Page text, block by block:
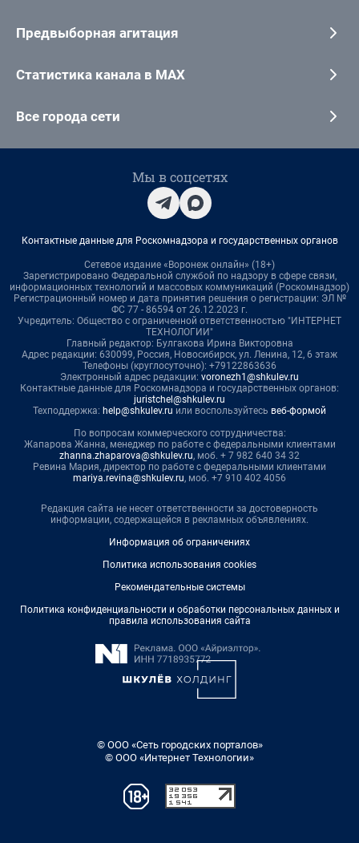
Предвыборная агитация
Статистика канала в MAX
Все города сети
Мы в соцсетях
Контактные данные для Роскомнадзора и государственных органов
Сетевое издание «Воронеж онлайн» (18+)
Зарегистрировано Федеральной службой по надзору в сфере связи,
информационных технологий и массовых коммуникаций (Роскомнадзор)
Регистрационный номер и дата принятия решения о регистрации: ЭЛ №
ФС 77 - 86594 от 26.12.2023 г.
Учредитель: Общество с ограниченной ответственностью "ИНТЕРНЕТ
ТЕХНОЛОГИИ"
Главный редактор: Булгакова Ирина Викторовна
Адрес редакции: 630099, Россия, Новосибирск, ул. Ленина, 12, 6 этаж
Телефоны (круглосуточно): +79122863636
Электронный адрес редакции: voronezh1@shkulev.ru
Контактные данные для Роскомнадзора и государственных органов:
juristchel@shkulev.ru
Техподдержка: help@shkulev.ru или воспользуйтесь веб-формой
По вопросам коммерческого сотрудничества:
Жапарова Жанна, менеджер по работе с федеральными клиентами
zhanna.zhaparova@shkulev.ru, моб. + 7 982 640 34 32
Ревина Мария, директор по работе с федеральными клиентами
mariya.revina@shkulev.ru, моб. +7 910 402 4056
Редакция сайта не несет ответственности за достоверность
информации, содержащейся в рекламных объявлениях.
Информация об ограничениях
Политика использования cookies
Рекомендательные системы
Политика конфиденциальности и обработки персональных данных и
правила использования сайта
© ООО «Сеть городских порталов»
© ООО «Интернет Технологии»